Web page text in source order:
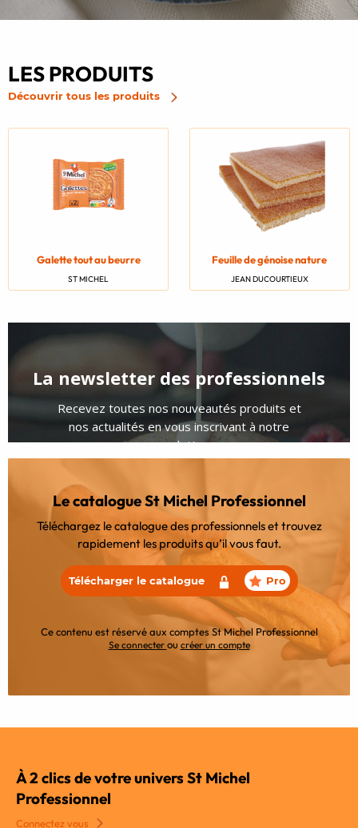
LES PRODUITS
Découvrir tous les produits
Galette tout au beurre
ST MICHEL
Feuille de génoise nature
JEAN DUCOURTIEUX
Le catalogue St Michel Professionnel
Téléchargez le catalogue des professionnels et trouvez
rapidement les produits qu’il vous faut.
Télécharger le catalogue Pro
Ce contenu est réservé aux comptes St Michel Professionnel
Se connecter ou créer un compte
À 2 clics de votre univers St Michel
Professionnel
Connectez vous